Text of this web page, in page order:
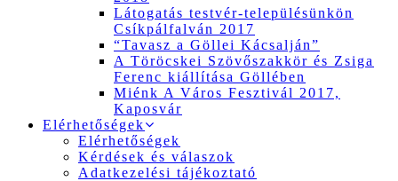
Látogatás testvér-településünkön
Csíkpálfalván 2017
“Tavasz a Göllei Kácsalján”
A Töröcskei Szövőszakkör és Zsiga
Ferenc kiállítása Göllében
Miénk A Város Fesztivál 2017,
Kaposvár
Elérhetőségek
Elérhetőségek
Kérdések és válaszok
Adatkezelési tájékoztató